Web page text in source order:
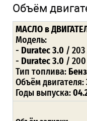
Объём
МАСЛО в
Модель:
- Duratec 3.0 /
- Duratec 3.0 /
Тип топлива:
Объём двигателя:
Годы выпуска: